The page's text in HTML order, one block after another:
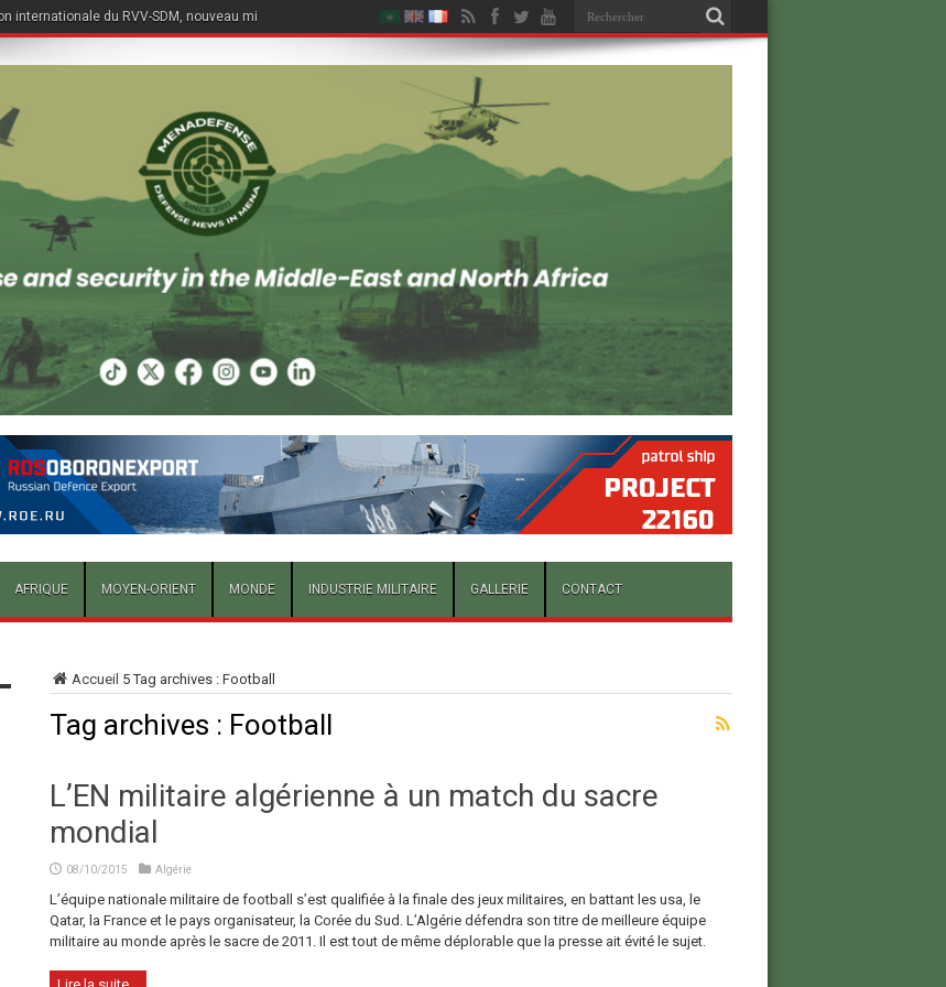
internationale du RVV-SDM, nouveau missile air-air du Su-57E
AFRIQUE MOYEN-ORIENT MONDE INDUSTRIE MILITAIRE GALLERIE CONTACT
Accueil 5Tag archives : Football
Tag archives : Football
L’EN militaire algérienne à un match du sacre
mondial
08/10/2015 Algérie
L’équipe nationale militaire de football s’est qualifiée à la finale des jeux militaires, en battant les usa, le
Qatar, la France et le pays organisateur, la Corée du Sud. L’Algérie défendra son titre de meilleure équipe
militaire au monde après le sacre de 2011. Il est tout de même déplorable que la presse ait évité le sujet.